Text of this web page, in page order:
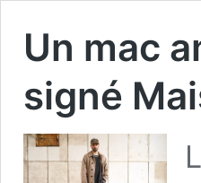
Un mac
signé